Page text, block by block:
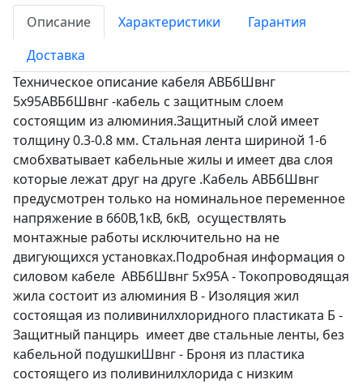
Описание Характеристики
Гарантия
Доставка
Техническое описание кабеля АВБбШвнг
5х95АВБбШвнг -кабель с защитным слоем
состоящим из алюминия.Защитный слой имеет
толщину 0.3-0.8 мм. Стальная лента шириной 1-6
смобхватывает кабельные жилы и имеет два слоя
которые лежат друг на друге .Кабель АВБбШвнг
предусмотрен только на номинальное переменное
напряжение в 660В,1кВ, 6кВ, осуществлять
монтажные работы исключительно на не
двигующихся установках.Подробная информация о
силовом кабеле АВБбШвнг 5х95А - Токопроводящая
жила состоит из алюминия В - Изоляция жил
состоящая из поливинилхлоридного пластиката Б -
Защитный панцирь имеет две стальные ленты, без
кабельной подушкиШвнг - Броня из пластика
состоящего из поливинилхлорида с низким